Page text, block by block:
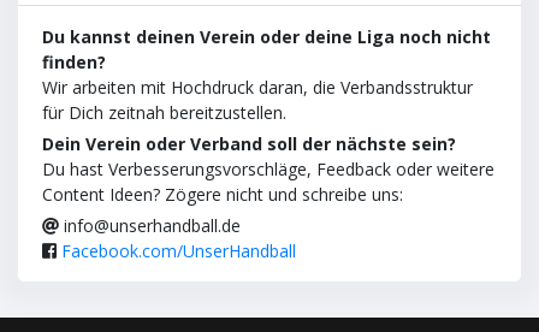
Du kannst deinen Verein oder deine Liga noch nicht
finden?
Wir arbeiten mit Hochdruck daran, die Verbandsstruktur
für Dich zeitnah bereitzustellen.
Dein Verein oder Verband soll der nächste sein?
Du hast Verbesserungsvorschläge, Feedback oder weitere
Content Ideen? Zögere nicht und schreibe uns:
info@unserhandball.de
Facebook.com/UnserHandball